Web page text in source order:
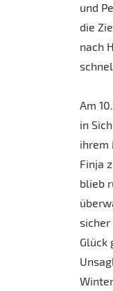
und
die
nach
Am
in
ihrem
Finja
blieb
sicher
Glück